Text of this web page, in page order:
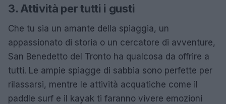
3. Attività per tutti i gusti
Che tu sia un amante della spiaggia, un
appassionato di storia o un cercatore di avventure,
San Benedetto del Tronto ha qualcosa da offrire a
tutti. Le ampie spiagge di sabbia sono perfette per
rilassarsi, mentre le attività acquatiche come il
paddle surf e il kayak ti faranno vivere emozioni